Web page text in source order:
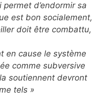
d’endormir sa
est bon socialement,
doit être combattu,
en cause le système
comme subversive
soutiennent devront
tels »